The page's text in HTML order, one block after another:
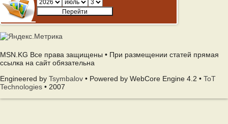
MSN.KG Все права защищены • При размещении статей прямая
ссылка на сайт обязательна
Engineered by Tsymbalov • Powered by WebCore Engine 4.2 • ToT
Technologies • 2007